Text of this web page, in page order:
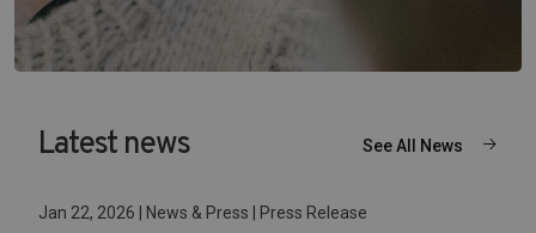
Latest news See All News
Jan 22, 2026 | News & Press | Press Release